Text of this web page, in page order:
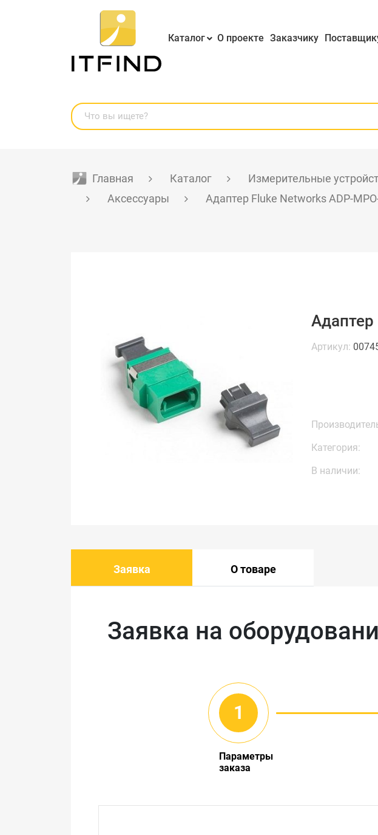
Каталог О проекте Заказчику
Главная Каталог Измерительные
Аксессуары
Адаптер Fluke Networks ADP-
Адаптер
Артикул:
Категория:
В наличии:
Заявка О товаре
Заявка на
Параметры
заказа